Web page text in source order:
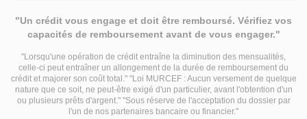
"Un crédit vous engage et doit être remboursé. Vérifiez vos
capacités de remboursement avant de vous engager."
"Lorsqu'une opération de crédit entraîne la diminution des mensualités,
celle-ci peut entraîner un allongement de la durée de remboursement du
crédit et majorer son coût total." "Loi MURCEF : Aucun versement de quelque
nature que ce soit, ne peut-être exigé d'un particulier, avant l'obtention d'un
ou plusieurs prêts d'argent." "Sous réserve de l'acceptation du dossier par
l'un de nos partenaires bancaire ou financier."